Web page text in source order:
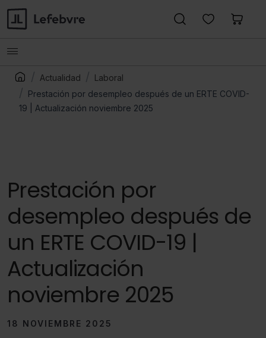
Actualidad
Laboral
Prestación por desempleo después de un ERTE COVID-
19 | Actualización noviembre 2025
Prestación por
desempleo después de
un ERTE COVID-19 |
Actualización
noviembre 2025
18 NOVIEMBRE 2025